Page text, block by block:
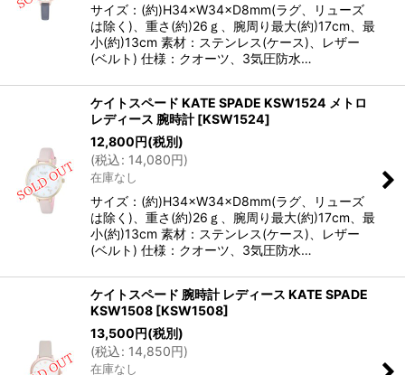
サイズ：(約)H34×W34×D8mm(ラグ、リューズ
は除く)、重さ(約)26ｇ、腕周り最大(約)17cm、最
小(約)13cm 素材：ステンレス(ケース)、レザー
(ベルト) 仕様：クオーツ、3気圧防水…
ケイトスペード KATE SPADE KSW1524 メトロ
レディース 腕時計 [KSW1524]
12,800円(税別)
(税込: 14,080円)
在庫なし
サイズ：(約)H34×W34×D8mm(ラグ、リューズ
は除く)、重さ(約)26ｇ、腕周り最大(約)17cm、最
小(約)13cm 素材：ステンレス(ケース)、レザー
(ベルト) 仕様：クオーツ、3気圧防水…
ケイトスペード 腕時計 レディース KATE SPADE
KSW1508 [KSW1508]
13,500円(税別)
(税込: 14,850円)
在庫なし